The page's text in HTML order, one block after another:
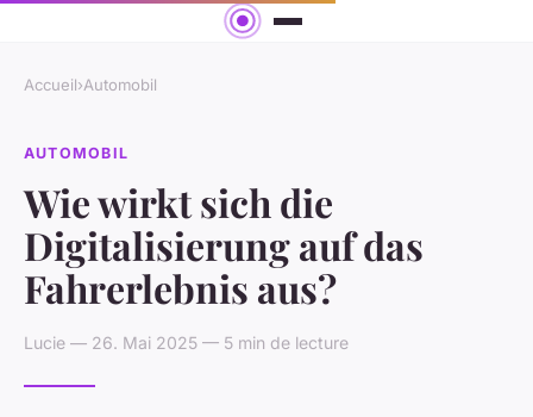
Accueil›Automobil
AUTOMOBIL
Wie wirkt sich die
Digitalisierung auf das
Fahrerlebnis aus?
Lucie — 26. Mai 2025 — 5 min de lecture